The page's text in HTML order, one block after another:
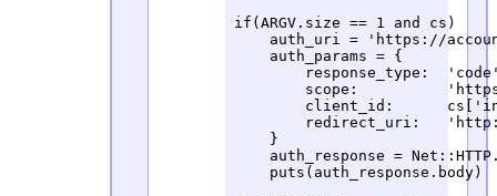
if(ARGV.size == 1 and cs)
auth_uri = 'https://
    auth_params = {
response_type:
scope:
client_id:
redirect_uri:
    }
auth_response =
    puts(auth_response.body)